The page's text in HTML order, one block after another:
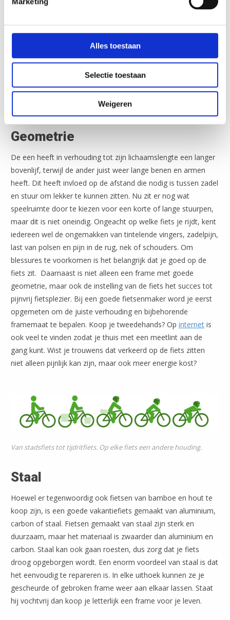
Alles toestaan
Selectie toestaan
Weigeren
De onderdelen van je vakantiefiets
Een fiets bestaat uit wel 300 losse onderdelen, waarvan je
frame de basis van jouw fiets vormt. Dit is wat ons betreft het
geometrie, wat uiteindelijk zorgt of de fiets voor jou prettig
fietst. De keuze zal afhankelijk zijn van de verhoudingen van
Geometrie
De een heeft in verhouding tot zijn lichaamslengte een langer
bovenlijf, terwijl de ander juist weer lange benen en armen
heeft. Dit heeft invloed op de afstand die nodig is tussen zadel
en stuur om lekker te kunnen zitten. Nu zit er nog wat
speelruimte door te kiezen voor een korte of lange stuurpen,
maar dit is niet oneindig. Ongeacht op welke fiets je rijdt, kent
iedereen wel de ongemakken van tintelende vingers, zadelpijn,
last van polsen en pijn in de rug, nek of schouders. Om
blessures te voorkomen is het belangrijk dat je goed op de
fiets zit. Daarnaast is niet alleen een frame met goede
geometrie, maar ook de instelling van de fiets het succes tot
pijnvrij fietsplezier. Bij een goede fietsenmaker word je eerst
opgemeten om de juiste verhouding en bijbehorende
framemaat te bepalen. Koop je tweedehands? Opinternet is
ook veel te vinden zodat je thuis met een meetlint aan de
gang kunt. Wist je trouwens dat verkeerd op de fiets zitten
niet alleen pijnlijk kan zijn, maar ook meer energie kost?
Van stadsfiets tot tijdritfiets. Op elke fiets een andere houding.
Staal
Hoewel er tegenwoordig ook fietsen van bamboe en hout te
koop zijn, is een goede vakantiefiets gemaakt van aluminium,
carbon of staal. Fietsen gemaakt van staal zijn sterk en
duurzaam, maar het materiaal is zwaarder dan aluminium en
carbon. Staal kan ook gaan roesten, dus zorg dat je fiets
droog opgeborgen wordt. Een enorm voordeel van staal is dat
het eenvoudig te repareren is. In elke uithoek kunnen ze je
gescheurde of gebroken frame weer aan elkaar lassen. Staat
hij vochtvrij dan koop je letterlijk een frame voor je leven.